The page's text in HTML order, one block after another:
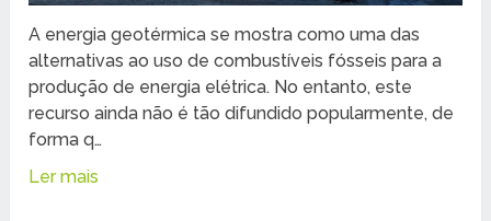
A energia geotérmica se mostra como uma das
alternativas ao uso de combustíveis fósseis para a
produção de energia elétrica. No entanto, este
recurso ainda não é tão difundido popularmente, de
forma q…
Ler mais